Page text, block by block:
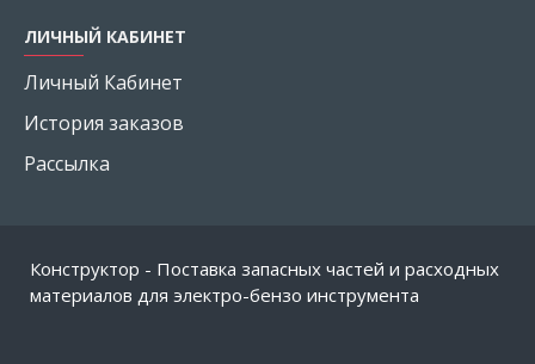
ЛИЧНЫЙ КАБИНЕТ
Личный Кабинет
История заказов
Рассылка
Конструктор - Поставка запасных частей и расходных
материалов для электро-бензо инструмента